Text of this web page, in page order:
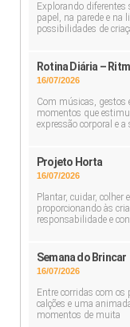
Explorando
papel, na parede e na
possibilidades de
Rotina Diária –
16/07/2026
Com músicas, gestos
momentos que
expressão corporal e
Projeto Horta
16/07/2026
Plantar, cuidar, colher
proporcionando às
responsabilidade e
Semana do Brincar
16/07/2026
Entre corridas com os
calções e uma
momentos de muita